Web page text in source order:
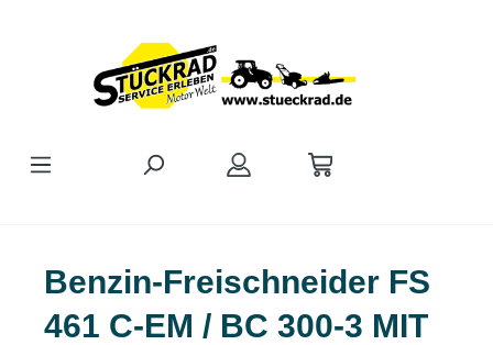
Benzin-Freischneider FS
461 C-EM / BC 300-3 MIT